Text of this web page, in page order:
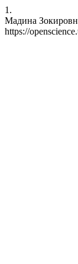
1.
Мадина
https://